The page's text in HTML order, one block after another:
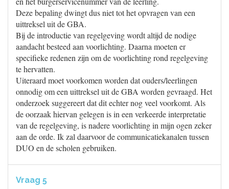
Deze bepaling dwingt dus niet tot het opvragen van een
uittreksel uit de GBA.
Bij de introductie van regelgeving wordt altijd de nodige
aandacht besteed aan voorlichting. Daarna moeten er
specifieke redenen zijn om de voorlichting rond regelgeving
te hervatten.
Uiteraard moet voorkomen worden dat ouders/leerlingen
onnodig om een uittreksel uit de GBA worden gevraagd. Het
onderzoek suggereert dat dit echter nog veel voorkomt. Als
de oorzaak hiervan gelegen is in een verkeerde interpretatie
van de regelgeving, is nadere voorlichting in mijn ogen zeker
aan de orde. Ik zal daarvoor de communicatiekanalen tussen
DUO en de scholen gebruiken.
Vraag 5